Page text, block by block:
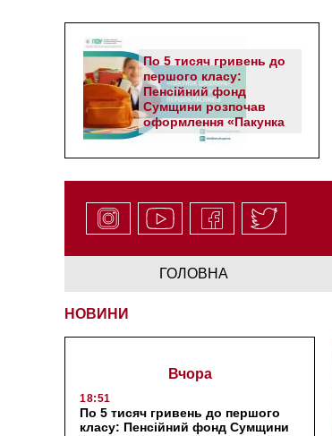
По 5 тисяч гривень до
першого класу:
Пенсійний фонд
Сумщини розпочав
оформлення «Пакунка
школяра»
ГОЛОВНА
НОВИНИ
Вчора
18:51
По 5 тисяч гривень до першого
класу: Пенсійний фонд Сумщини